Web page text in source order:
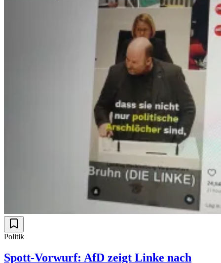
Politik
Spott-Vorwurf: AfD zeigt Linke nach